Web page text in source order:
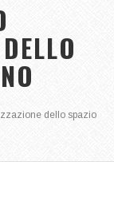
dello spazio